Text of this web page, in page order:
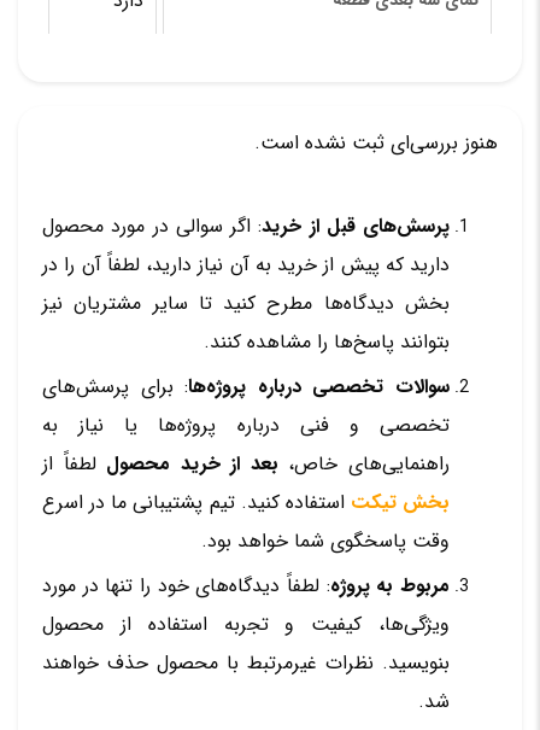
هنوز بررسی‌ای ثبت نشده است.
پرسش‌های قبل از خرید: اگر سوالی در مورد محصول
دارید که پیش از خرید به آن نیاز دارید، لطفاً آن را در
بخش دیدگاه‌ها مطرح کنید تا سایر مشتریان نیز
بتوانند پاسخ‌ها را مشاهده کنند.
سوالات تخصصی درباره پروژه‌ها: برای پرسش‌های
تخصصی و فنی درباره پروژه‌ها یا نیاز به
راهنمایی‌های خاص، بعد از خرید محصول لطفاً از
بخش تیکت استفاده کنید. تیم پشتیبانی ما در اسرع
وقت پاسخگوی شما خواهد بود.
مربوط به پروژه: لطفاً دیدگاه‌های خود را تنها در مورد
ویژگی‌ها، کیفیت و تجربه استفاده از محصول
بنویسید. نظرات غیرمرتبط با محصول حذف خواهند
شد.